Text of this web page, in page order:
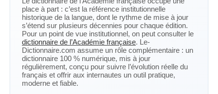
place à part : c’est la référence institutionnelle
historique de la langue, dont le rythme de mise à jour
s’étend sur plusieurs décennies pour chaque édition.
Pour un point de vue institutionnel, on peut consulter le
dictionnaire de l’Académie française. Le-
Dictionnaire.com assume un rôle complémentaire : un
dictionnaire 100 % numérique, mis à jour
régulièrement, conçu pour suivre l’évolution réelle du
français et offrir aux internautes un outil pratique,
moderne et fiable.